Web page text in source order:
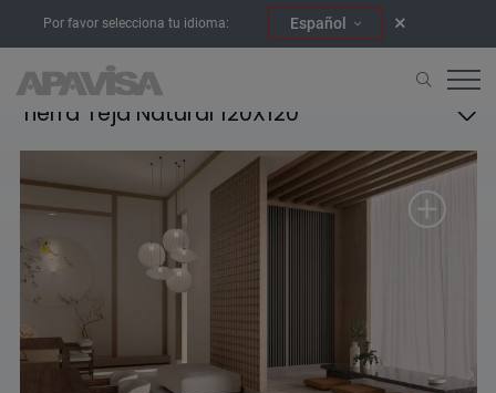
Por favor selecciona tu idioma: Español
Tierra Teja Natural 120X120